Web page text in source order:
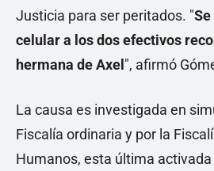
Justicia para ser peritados. "Se
celular a los dos efectivos
hermana de Axel ", afirmó
La causa es investigada en
Fiscalía ordinaria y por la
Humanos, esta última